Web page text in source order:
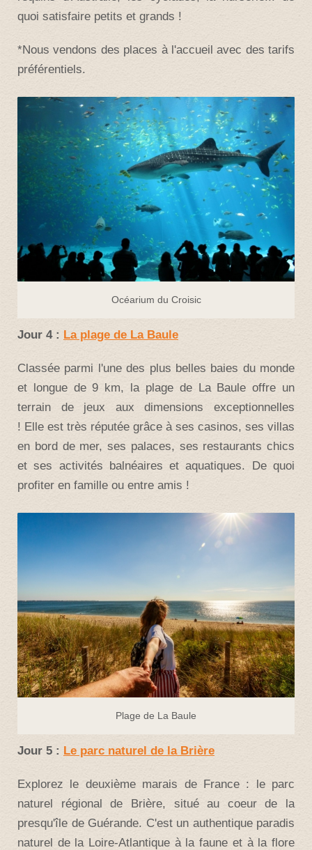
quoi satisfaire petits et grands !
*Nous vendons des places à l'accueil avec des tarifs
préférentiels.
Océarium du Croisic
Jour 4 : La plage de La Baule
Classée parmi l'une des plus belles baies du monde
et longue de 9 km, la plage de La Baule offre un
terrain de jeux aux dimensions exceptionnelles
! Elle est très réputée grâce à ses casinos, ses villas
en bord de mer, ses palaces, ses restaurants chics
et ses activités balnéaires et aquatiques. De quoi
profiter en famille ou entre amis !
Plage de La Baule
Jour 5 : Le parc naturel de la Brière
Explorez le deuxième marais de France : le parc
naturel régional de Brière, situé au coeur de la
presqu'île de Guérande. C'est un authentique paradis
naturel de la Loire-Atlantique à la faune et à la flore